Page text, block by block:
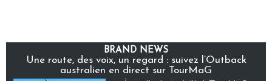
BRAND NEWS
Une route, des voix, un regard : suivez l’Outback
australien en direct sur TourMaG